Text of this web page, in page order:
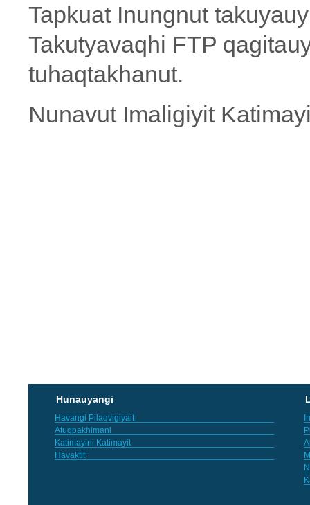
Tapkuat Inungnut
Takutyavaqhi FTP
tuhaqtakhanut.
Nunavut Imaligiyit
Hunauyangi
Havangi Pilaqvigiyait
Atuqpakhimani
Katimayini Katimayit
Havaktit